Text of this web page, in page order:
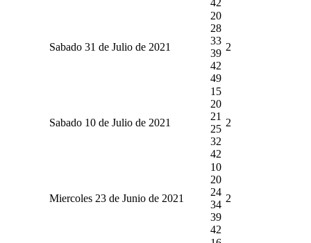
Sabado 31 de Julio de 2021
20
28
33
39
42
49
2
Sabado 10 de Julio de 2021
15
20
21
25
32
42
2
Miercoles 23 de Junio de 2021
10
20
24
34
39
42
2